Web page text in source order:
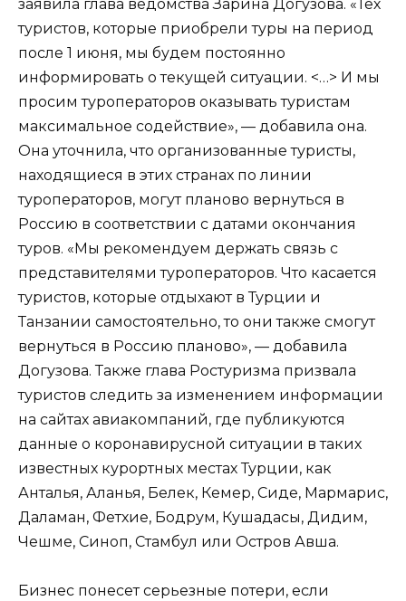
заявила глава ведомства Зарина Догузова. «Тех
туристов, которые приобрели туры на период
после 1 июня, мы будем постоянно
информировать о текущей ситуации. <…> И мы
просим туроператоров оказывать туристам
максимальное содействие», — добавила она.
Она уточнила, что организованные туристы,
находящиеся в этих странах по линии
туроператоров, могут планово вернуться в
Россию в соответствии с датами окончания
туров. «Мы рекомендуем держать связь с
представителями туроператоров. Что касается
туристов, которые отдыхают в Турции и
Танзании самостоятельно, то они также смогут
вернуться в Россию планово», — добавила
Догузова. Также глава Ростуризма призвала
туристов следить за изменением информации
на сайтах авиакомпаний, где публикуются
данные о коронавирусной ситуации в таких
известных курортных местах Турции, как
Анталья, Аланья, Белек, Кемер, Сиде, Мармарис,
Даламан, Фетхие, Бодрум, Кушадасы, Дидим,
Чешме, Синоп, Стамбул или Остров Авша.
Бизнес понесет серьезные потери, если